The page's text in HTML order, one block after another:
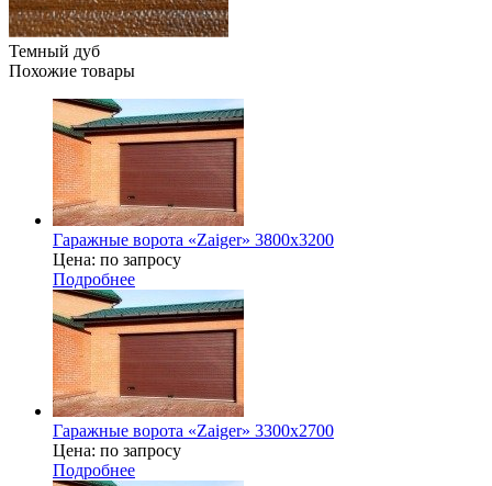
Темный дуб
Похожие товары
Гаражные ворота «Zaiger» 3800x3200
Цена: по запросу
Подробнее
Гаражные ворота «Zaiger» 3300x2700
Цена: по запросу
Подробнее